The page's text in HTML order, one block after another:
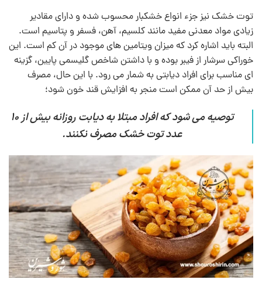
توت خشک نیز جزء انواع خشکبار محسوب شده و دارای مقادیر
زیادی مواد معدنی مفید مانند کلسیم، آهن، فسفر و پتاسیم است.
البته باید اشاره کرد که میزان ویتامین‌ های موجود در آن کم است. این
خوراکی سرشار از فیبر بوده و با داشتن شاخص گلیسمی پایین، گزینه‌
ای مناسب برای افراد دیابتی به شمار می‌ رود. با این حال، مصرف
بیش از حد آن ممکن است منجر به افزایش قند خون شود؛
توصیه می‌ شود که افراد مبتلا به دیابت روزانه بیش از 10
عدد توت خشک مصرف نکنند.